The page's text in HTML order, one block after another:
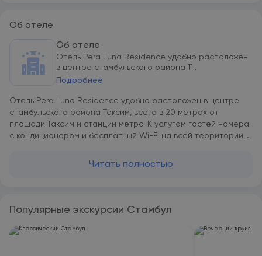
Об отеле
Об отеле
Отель Pera Luna Residence удобно расположен
в центре стамбульского района Т...
Подробнее
Отель Pera Luna Residence удобно расположен в центре
стамбульского района Таксим, всего в 20 метрах от
площади Таксим и станции метро. К услугам гостей номера
с кондиционером и бесплатный Wi-Fi на всей территории.
французском стиле. Все номера оформлены в
комната с бесплатными туалетно-косметическими
принадлежностями. Стойка регистрации отеля Pera Luna
Residence работает круглосуточно. Прогулка до
Читать полностью
Популярные экскурсии Стамбул